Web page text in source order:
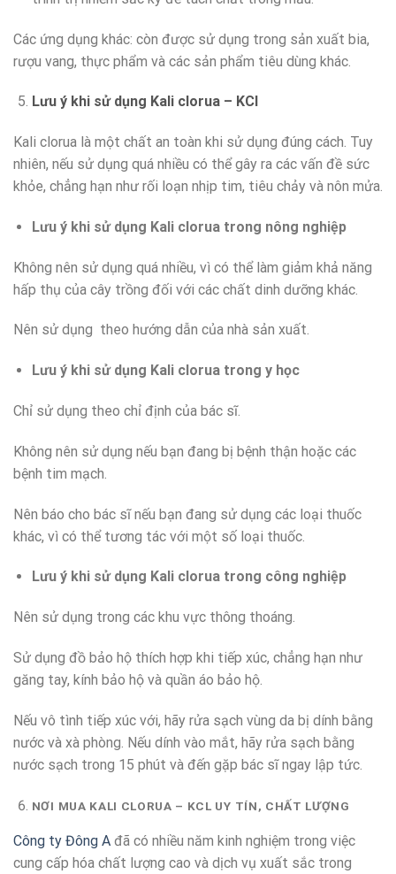
Các ứng dụng khác: còn được sử dụng trong sản xuất bia,
rượu vang, thực phẩm và các sản phẩm tiêu dùng khác.
Lưu ý khi sử dụng Kali clorua – KCl
Kali clorua là một chất an toàn khi sử dụng đúng cách. Tuy
nhiên, nếu sử dụng quá nhiều có thể gây ra các vấn đề sức
khỏe, chẳng hạn như rối loạn nhịp tim, tiêu chảy và nôn mửa.
Lưu ý khi sử dụng Kali clorua trong nông nghiệp
Không nên sử dụng quá nhiều, vì có thể làm giảm khả năng
hấp thụ của cây trồng đối với các chất dinh dưỡng khác.
Nên sử dụng theo hướng dẫn của nhà sản xuất.
Lưu ý khi sử dụng Kali clorua trong y học
Chỉ sử dụng theo chỉ định của bác sĩ.
Không nên sử dụng nếu bạn đang bị bệnh thận hoặc các
bệnh tim mạch.
Nên báo cho bác sĩ nếu bạn đang sử dụng các loại thuốc
khác, vì có thể tương tác với một số loại thuốc.
Lưu ý khi sử dụng Kali clorua trong công nghiệp
Nên sử dụng trong các khu vực thông thoáng.
Sử dụng đồ bảo hộ thích hợp khi tiếp xúc, chẳng hạn như
găng tay, kính bảo hộ và quần áo bảo hộ.
Nếu vô tình tiếp xúc với, hãy rửa sạch vùng da bị dính bằng
nước và xà phòng. Nếu dính vào mắt, hãy rửa sạch bằng
nước sạch trong 15 phút và đến gặp bác sĩ ngay lập tức.
NƠI MUA KALI CLORUA – KCL UY TÍN, CHẤT LƯỢNG
Công ty Đông A đã có nhiều năm kinh nghiệm trong việc
cung cấp hóa chất lượng cao và dịch vụ xuất sắc trong